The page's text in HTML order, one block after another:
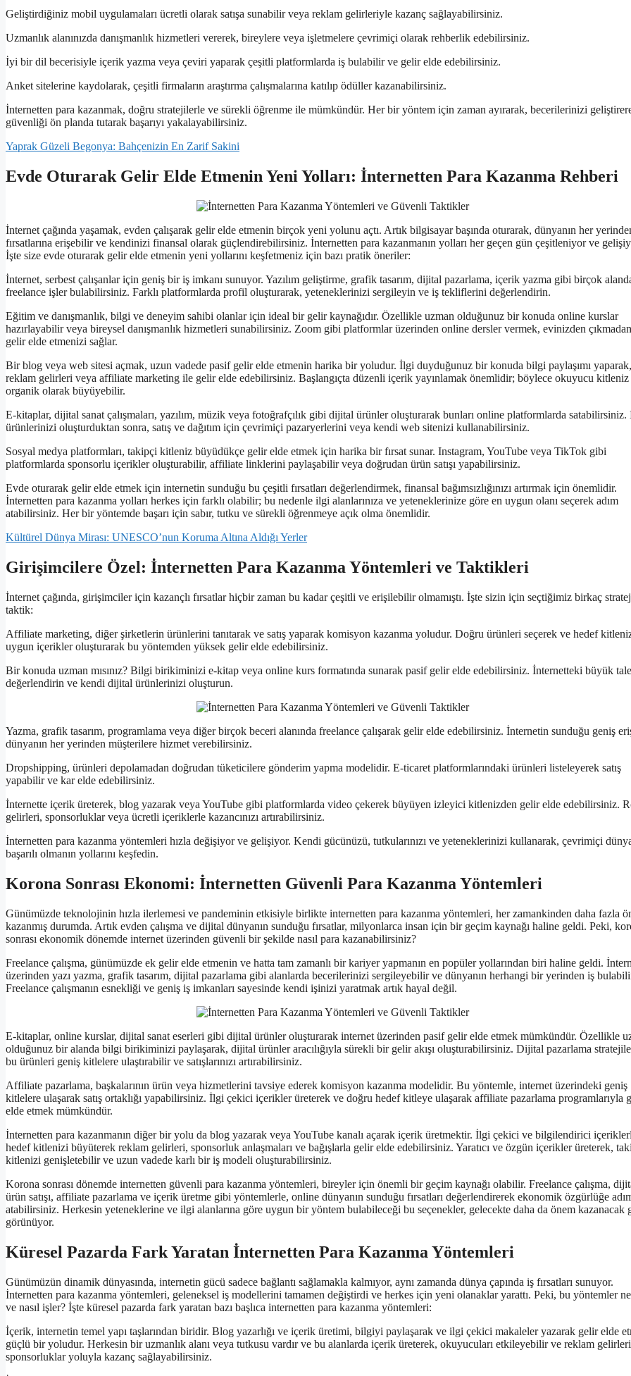
Geliştirdiğiniz mobil uygulamaları ücretli olarak satışa sunabilir veya reklam gelirleriyle kazanç sağlayabilirsiniz.
Uzmanlık alanınızda danışmanlık hizmetleri vererek, bireylere veya işletmelere çevrimiçi olarak rehberlik edebilirsiniz.
İyi bir dil becerisiyle içerik yazma veya çeviri yaparak çeşitli platformlarda iş bulabilir ve gelir elde edebilirsiniz.
Anket sitelerine kaydolarak, çeşitli firmaların araştırma çalışmalarına katılıp ödüller kazanabilirsiniz.
İnternetten para kazanmak, doğru stratejilerle ve sürekli öğrenme ile mümkündür. Her bir yöntem için zaman ayırarak, becerilerinizi
güvenliği ön planda tutarak başarıyı yakalayabilirsiniz.
Yaprak Güzeli Begonya: Bahçenizin En Zarif Sakini
Evde Oturarak Gelir Elde Etmenin Yeni Yolları: İnternetten Para Kazanma Rehberi
İnternet çağında yaşamak, evden çalışarak gelir elde etmenin birçok yeni yolunu açtı. Artık bilgisayar başında oturarak, dünyanın her
fırsatlarına erişebilir ve kendinizi finansal olarak güçlendirebilirsiniz. İnternetten para kazanmanın yolları her geçen gün çeşitleniyor ve
İşte size evde oturarak gelir elde etmenin yeni yollarını keşfetmeniz için bazı pratik öneriler:
İnternet, serbest çalışanlar için geniş bir iş imkanı sunuyor. Yazılım geliştirme, grafik tasarım, dijital pazarlama, içerik yazma gibi birçok
freelance işler bulabilirsiniz. Farklı platformlarda profil oluşturarak, yeteneklerinizi sergileyin ve iş tekliflerini değerlendirin.
Eğitim ve danışmanlık, bilgi ve deneyim sahibi olanlar için ideal bir gelir kaynağıdır. Özellikle uzman olduğunuz bir konuda online kurslar
hazırlayabilir veya bireysel danışmanlık hizmetleri sunabilirsiniz. Zoom gibi platformlar üzerinden online dersler vermek, evinizden
gelir elde etmenizi sağlar.
Bir blog veya web sitesi açmak, uzun vadede pasif gelir elde etmenin harika bir yoludur. İlgi duyduğunuz bir konuda bilgi paylaşımı yaparak,
reklam gelirleri veya affiliate marketing ile gelir elde edebilirsiniz. Başlangıçta düzenli içerik yayınlamak önemlidir; böylece okuyucu kitleniz
organik olarak büyüyebilir.
E-kitaplar, dijital sanat çalışmaları, yazılım, müzik veya fotoğrafçılık gibi dijital ürünler oluşturarak bunları online platformlarda
ürünlerinizi oluşturduktan sonra, satış ve dağıtım için çevrimiçi pazaryerlerini veya kendi web sitenizi kullanabilirsiniz.
Sosyal medya platformları, takipçi kitleniz büyüdükçe gelir elde etmek için harika bir fırsat sunar. Instagram, YouTube veya TikTok gibi
platformlarda sponsorlu içerikler oluşturabilir, affiliate linklerini paylaşabilir veya doğrudan ürün satışı yapabilirsiniz.
Evde oturarak gelir elde etmek için internetin sunduğu bu çeşitli fırsatları değerlendirmek, finansal bağımsızlığınızı artırmak için önemlidir.
İnternetten para kazanma yolları herkes için farklı olabilir; bu nedenle ilgi alanlarınıza ve yeteneklerinize göre en uygun olanı seçerek adım
atabilirsiniz. Her bir yöntemde başarı için sabır, tutku ve sürekli öğrenmeye açık olma önemlidir.
Kültürel Dünya Mirası: UNESCO’nun Koruma Altına Aldığı Yerler
Girişimcilere Özel: İnternetten Para Kazanma Yöntemleri ve Taktikleri
İnternet çağında, girişimciler için kazançlı fırsatlar hiçbir zaman bu kadar çeşitli ve erişilebilir olmamıştı. İşte sizin için seçtiğimiz birkaç
taktik:
Affiliate marketing, diğer şirketlerin ürünlerini tanıtarak ve satış yaparak komisyon kazanma yoludur. Doğru ürünleri seçerek ve hedef
uygun içerikler oluşturarak bu yöntemden yüksek gelir elde edebilirsiniz.
Bir konuda uzman mısınız? Bilgi birikiminizi e-kitap veya online kurs formatında sunarak pasif gelir elde edebilirsiniz. İnternetteki büyük
değerlendirin ve kendi dijital ürünlerinizi oluşturun.
Yazma, grafik tasarım, programlama veya diğer birçok beceri alanında freelance çalışarak gelir elde edebilirsiniz. İnternetin sunduğu geniş
dünyanın her yerinden müşterilere hizmet verebilirsiniz.
Dropshipping, ürünleri depolamadan doğrudan tüketicilere gönderim yapma modelidir. E-ticaret platformlarındaki ürünleri listeleyerek satış
yapabilir ve kar elde edebilirsiniz.
İnternette içerik üreterek, blog yazarak veya YouTube gibi platformlarda video çekerek büyüyen izleyici kitlenizden gelir elde edebilirsiniz.
gelirleri, sponsorluklar veya ücretli içeriklerle kazancınızı artırabilirsiniz.
İnternetten para kazanma yöntemleri hızla değişiyor ve gelişiyor. Kendi gücünüzü, tutkularınızı ve yeteneklerinizi kullanarak, çevrimiçi
başarılı olmanın yollarını keşfedin.
Korona Sonrası Ekonomi: İnternetten Güvenli Para Kazanma Yöntemleri
Günümüzde teknolojinin hızla ilerlemesi ve pandeminin etkisiyle birlikte internetten para kazanma yöntemleri, her zamankinden daha fazla
kazanmış durumda. Artık evden çalışma ve dijital dünyanın sunduğu fırsatlar, milyonlarca insan için bir geçim kaynağı haline geldi. Peki,
sonrası ekonomik dönemde internet üzerinden güvenli bir şekilde nasıl para kazanabilirsiniz?
Freelance çalışma, günümüzde ek gelir elde etmenin ve hatta tam zamanlı bir kariyer yapmanın en popüler yollarından biri haline geldi.
üzerinden yazı yazma, grafik tasarım, dijital pazarlama gibi alanlarda becerilerinizi sergileyebilir ve dünyanın herhangi bir yerinden iş
Freelance çalışmanın esnekliği ve geniş iş imkanları sayesinde kendi işinizi yaratmak artık hayal değil.
E-kitaplar, online kurslar, dijital sanat eserleri gibi dijital ürünler oluşturarak internet üzerinden pasif gelir elde etmek mümkündür. Özellikle
olduğunuz bir alanda bilgi birikiminizi paylaşarak, dijital ürünler aracılığıyla sürekli bir gelir akışı oluşturabilirsiniz. Dijital pazarlama
bu ürünleri geniş kitlelere ulaştırabilir ve satışlarınızı artırabilirsiniz.
Affiliate pazarlama, başkalarının ürün veya hizmetlerini tavsiye ederek komisyon kazanma modelidir. Bu yöntemle, internet üzerindeki geniş
kitlelere ulaşarak satış ortaklığı yapabilirsiniz. İlgi çekici içerikler üreterek ve doğru hedef kitleye ulaşarak affiliate pazarlama programlarıyla
elde etmek mümkündür.
İnternetten para kazanmanın diğer bir yolu da blog yazarak veya YouTube kanalı açarak içerik üretmektir. İlgi çekici ve bilgilendirici
hedef kitlenizi büyüterek reklam gelirleri, sponsorluk anlaşmaları ve bağışlarla gelir elde edebilirsiniz. Yaratıcı ve özgün içerikler üreterek,
kitlenizi genişletebilir ve uzun vadede karlı bir iş modeli oluşturabilirsiniz.
Korona sonrası dönemde internetten güvenli para kazanma yöntemleri, bireyler için önemli bir geçim kaynağı olabilir. Freelance çalışma,
ürün satışı, affiliate pazarlama ve içerik üretme gibi yöntemlerle, online dünyanın sunduğu fırsatları değerlendirerek ekonomik özgürlüğe
atabilirsiniz. Herkesin yeteneklerine ve ilgi alanlarına göre uygun bir yöntem bulabileceği bu seçenekler, gelecekte daha da önem kazanacak
görünüyor.
Küresel Pazarda Fark Yaratan İnternetten Para Kazanma Yöntemleri
Günümüzün dinamik dünyasında, internetin gücü sadece bağlantı sağlamakla kalmıyor, aynı zamanda dünya çapında iş fırsatları sunuyor.
İnternetten para kazanma yöntemleri, geleneksel iş modellerini tamamen değiştirdi ve herkes için yeni olanaklar yarattı. Peki, bu yöntemler
ve nasıl işler? İşte küresel pazarda fark yaratan bazı başlıca internetten para kazanma yöntemleri:
İçerik, internetin temel yapı taşlarından biridir. Blog yazarlığı ve içerik üretimi, bilgiyi paylaşarak ve ilgi çekici makaleler yazarak gelir elde
güçlü bir yoludur. Herkesin bir uzmanlık alanı veya tutkusu vardır ve bu alanlarda içerik üreterek, okuyucuları etkileyebilir ve reklam
sponsorluklar yoluyla kazanç sağlayabilirsiniz.